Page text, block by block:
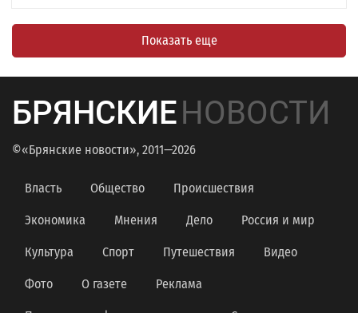
Показать еще
БРЯНСКИЕНОВОСТИ
©«Брянские новости», 2011—2026
Власть Общество Происшествия
Экономика Мнения Дело Россия и мир
Культура Спорт Путешествия Видео
Фото О газете Реклама